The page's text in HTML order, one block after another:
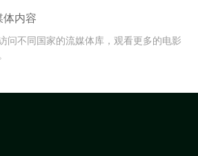
内容
问不同国家的流媒体库，观看更多的电影